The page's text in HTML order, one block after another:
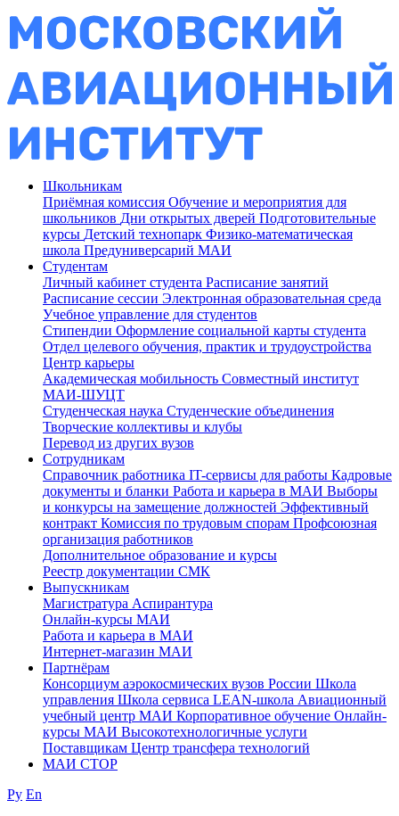
Школьникам
Приёмная комиссия Обучение и мероприятия для
школьников Дни открытых дверей Подготовительные
курсы Детский технопарк Физико-математическая
школа Предуниверсарий МАИ
Студентам
Личный кабинет студента Расписание занятий
Расписание сессии Электронная образовательная среда
Учебное управление для студентов
Стипендии Оформление социальной карты студента
Отдел целевого обучения, практик и трудоустройства
Центр карьеры
Академическая мобильность Совместный институт
МАИ-ШУЦТ
Студенческая наука Студенческие объединения
Творческие коллективы и клубы
Перевод из других вузов
Сотрудникам
Cправочник работника IT-сервисы для работы Кадровые
документы и бланки Работа и карьера в МАИ Выборы
и конкурсы на замещение должностей Эффективный
контракт Комиссия по трудовым спорам Профсоюзная
организация работников
Дополнительное образование и курсы
Реестр документации СМК
Выпускникам
Магистратура Аспирантура
Онлайн-курсы МАИ
Работа и карьера в МАИ
Интернет-магазин МАИ
Партнёрам
Консорциум аэрокосмических вузов России Школа
управления Школа сервиса LEAN-школа Авиационный
учебный центр МАИ Корпоративное обучение Онлайн-
курсы МАИ Высокотехнологичные услуги
Поставщикам Центр трансфера технологий
МАИ СТОР
Ру En